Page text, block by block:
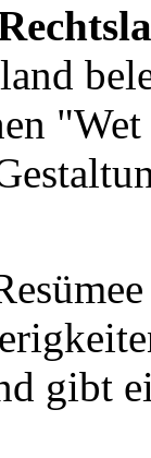
gibt